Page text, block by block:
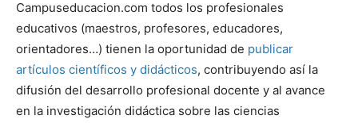
Campuseducacion.com todos los profesionales
educativos (maestros, profesores, educadores,
orientadores…) tienen la oportunidad de publicar
artículos científicos y didácticos, contribuyendo así la
difusión del desarrollo profesional docente y al avance
en la investigación didáctica sobre las ciencias